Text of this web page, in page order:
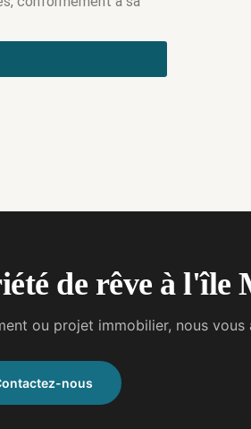
de rêve à l'île
ou projet immobilier, nous
nous